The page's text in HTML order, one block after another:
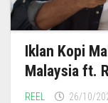
Iklan Kopi
Malaysia ft.
REEL 26/10/